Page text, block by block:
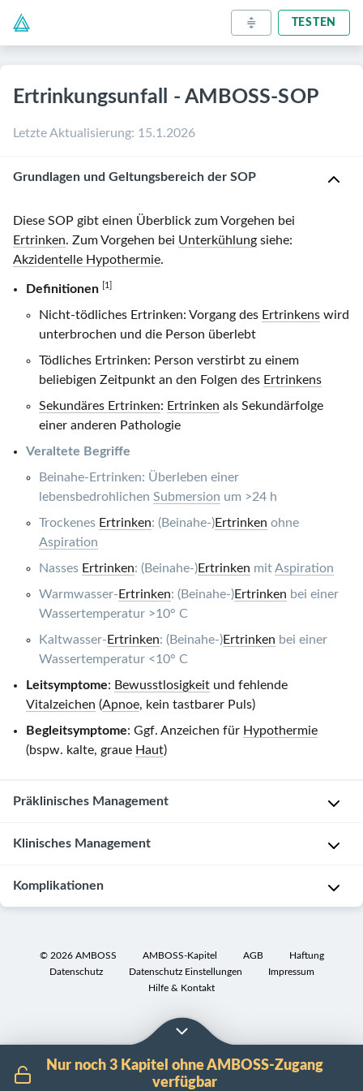
TESTEN
Ertrinkungsunfall - AMBOSS-SOP
Letzte Aktualisierung: 15.1.2026
Grundlagen und Geltungsbereich der SOP
Diese SOP gibt einen Überblick zum Vorgehen bei
Ertrinken. Zum Vorgehen bei Unterkühlung siehe:
Akzidentelle Hypothermie.
Definitionen [1]
Nicht-tödliches Ertrinken: Vorgang des Ertrinkens wird
unterbrochen und die Person überlebt
Tödliches Ertrinken: Person verstirbt zu einem
beliebigen Zeitpunkt an den Folgen des Ertrinkens
Sekundäres Ertrinken: Ertrinken als Sekundärfolge
einer anderen Pathologie
Veraltete Begriffe
Beinahe-Ertrinken: Überleben einer
lebensbedrohlichen Submersion um >24 h
Trockenes Ertrinken: (Beinahe‑)Ertrinken ohne
Aspiration
Nasses Ertrinken: (Beinahe‑)Ertrinken mitAspiration
Warmwasser- Ertrinken: (Beinahe‑)Ertrinken bei einer
Wassertemperatur >10° C
Kaltwasser- Ertrinken: (Beinahe‑)Ertrinken bei einer
Wassertemperatur <10° C
Leitsymptome: Bewusstlosigkeit und fehlende
Vitalzeichen (Apnoe, kein tastbarer Puls)
Begleitsymptome: Ggf. Anzeichen für Hypothermie
(bspw. kalte, graue Haut)
Präklinisches Management
Basisdiagnostik
-
maßnahmen
e
s
Klinisches Management
Überwachung
der
Komplikationen
durch
Ertrinken
Submersion
© 2026AMBOSS AMBOSS-Kapitel AGB
Haftung
Datenschutz
Datenschutz Einstellungen
Impressum
Hilfe & Kontakt
Nur noch 3 Kapitel ohne AMBOSS-Zugang
verfügbar